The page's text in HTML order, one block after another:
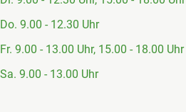
Do. 9.00 - 12.30 Uhr
Fr. 9.00 - 13.00 Uhr, 15.00 - 18.00 Uhr
Sa. 9.00 - 13.00 Uhr